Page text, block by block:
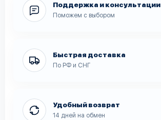
Поддержка и консультации
Поможем с выбором
Быстрая доставка
По РФ и СНГ
Удобный возврат
14 дней на обмен